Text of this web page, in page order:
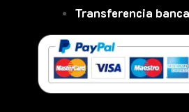
Transferencia